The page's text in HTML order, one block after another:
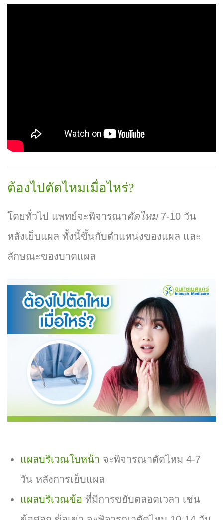
:
ต้องไปตัดไหมเมื่อไหร่?
โดยทั่วไป แพทย์จะพิจารณาตัดไหม7-10 วัน
หลังเย็บแผล ทั้งนี้ขึ้นกับตำแหน่งของแผล และ
ลักษณะของบาดแผล
แผลบริเวณใบหน้า จะพิจารณาตัดไหม 4-7
วัน หลังการเย็บแผล
แผลบริเวณข้อ ที่มีการขยับตลอดเวลา เช่น